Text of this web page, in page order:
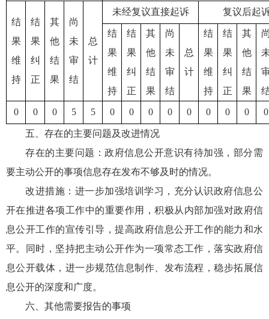
结
果
维
持
结
果
纠
正
其
他
结
果
尚
未
审
结
总
计
未经复议直接起诉 复议后起
结
果
维
持
结
果
纠
正
其
他
结
果
尚
未
审
结
总
计
结
果
维
持
结
果
纠
正
其
他
结
果
0 0 0 5 5 0 0 0 0 0 0 0 0 0
五、存在的主要问题及改进情况
存在的主要问题：政府信息公开意识有待加强，部分需
要主动公开的事项信息存在发布不够及时的情况。
改进措施：进一步加强培训学习，充分认识政府信息公
开在推进各项工作中的重要作用，积极从内部加强对政府信
息公开工作的宣传引导，提高政府信息公开工作的能力和水
平。同时，坚持把主动公开作为一项常态工作，落实政府信
息公开载体，进一步规范信息制作、发布流程，稳步拓展信
息公开的深度和广度。
六、其他需要报告的事项